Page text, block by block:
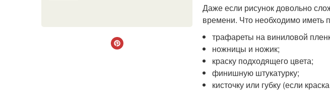
Даже если рисунок довольно
времени. Что необходимо иметь
трафареты на виниловой
ножницы и ножик;
краску подходящего цвета;
финишную штукатурку;
кисточку или губку (если